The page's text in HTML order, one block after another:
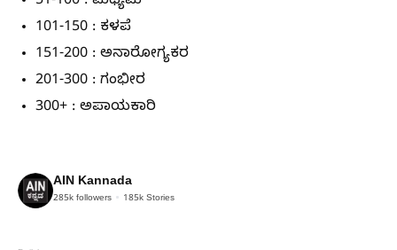
101-150 : ಕಳಪೆ
151-200 : ಅನಾರೋಗ್ಯಕರ
201-300 : ಗಂಭೀರ
300+ : ಅಪಾಯಕಾರಿ
AIN Kannada
285k followers 185k Stories